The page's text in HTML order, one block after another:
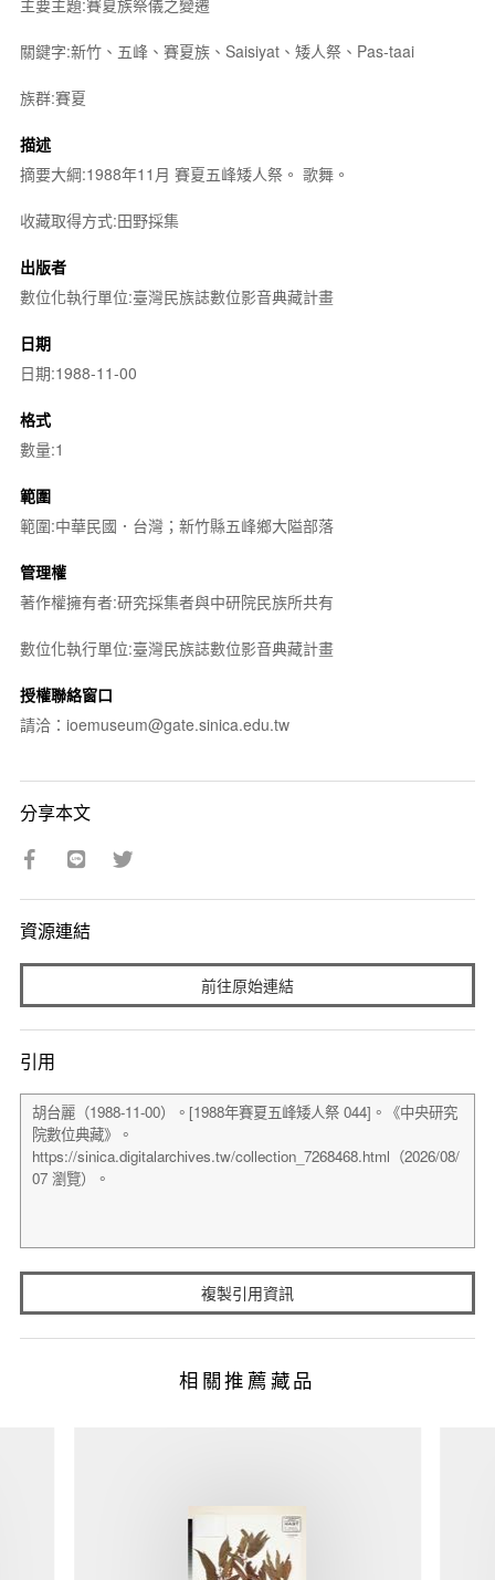
關鍵字:新竹、五峰、賽夏族、Saisiyat、矮人祭、Pas-taai
族群:賽夏
描述
摘要大綱:1988年11月 賽夏五峰矮人祭。 歌舞。
收藏取得方式:田野採集
出版者
數位化執行單位:臺灣民族誌數位影音典藏計畫
日期
日期:1988-11-00
格式
數量:1
範圍
範圍:中華民國．台灣；新竹縣五峰鄉大隘部落
管理權
著作權擁有者:研究採集者與中研院民族所共有
數位化執行單位:臺灣民族誌數位影音典藏計畫
授權聯絡窗口
請洽：ioemuseum@gate.sinica.edu.tw
分享本文
資源連結
前往原始連結
引用
複製引用資訊
相關推薦藏品